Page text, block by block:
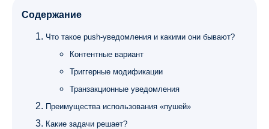
Содержание
Что такое push-уведомления и какими они бывают?
Контентные вариант
Триггерные модификации
Транзакционные уведомления
Преимущества использования «пушей»
Какие задачи решает?